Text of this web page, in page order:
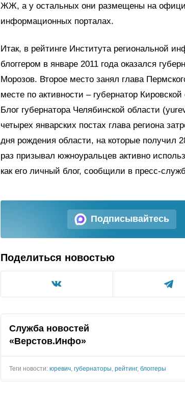
ЖЖ, а у остальных они размещены на
информационных порталах.
Итак, в рейтинге Института региональной
блоггером в январе 2011 года оказался
Морозов. Второе место занял глава
месте по активности – губернатор
Блог губернатора Челябинской области
четырех январских постах глава региона
дня рождения области, на которые
раз призывал южноуральцев активно
как его личный блог, сообщили в пресс-
Подписывайтесь
Поделиться новостью
Служба новостей
«Верстов.Инфо»
Теги новости: юревич губернаторы рейтинг, блоггеры